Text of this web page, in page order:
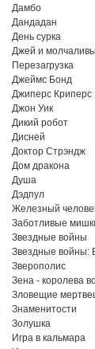
Дамбо
Дандадан
День сурка
Джей и
Перезагрузка
Джеймс Бонд
Джиперс Криперс
Джон Уик
Дикий робот
Дисней
Доктор Стрэндж
Дом дракона
Душа
Дэдпул
Железный
Заботливые
Звездные войны
Звездные войны:
Зверополис
Зена - королева
Зловещие
Знаменитости
Золушка
Игра в кальмара